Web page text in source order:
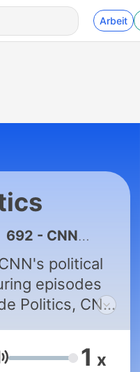
Arbeit
692 - CNN Inside Politics: Twin Tragedies Shake the Globe
episodes
Politics, CNN
Lautstärke 1 x